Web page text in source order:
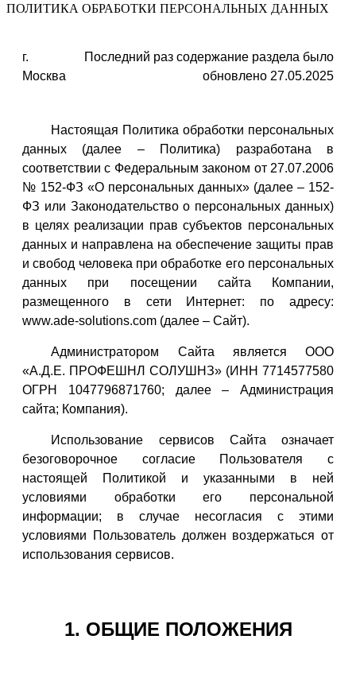
ПОЛИТИКА ОБРАБОТКИ ПЕРСОНАЛЬНЫХ ДАННЫХ
г.
Москва
Последний раз содержание раздела было
обновлено 27.05.2025
Настоящая Политика обработки персональных
данных (далее – Политика) разработана в
соответствии с Федеральным законом от 27.07.2006
№ 152-ФЗ «О персональных данных» (далее – 152-
ФЗ или Законодательство о персональных данных)
в целях реализации прав субъектов персональных
данных и направлена на обеспечение защиты прав
и свобод человека при обработке его персональных
данных при посещении сайта Компании,
размещенного в сети Интернет: по адресу:
www.ade-solutions.com (далее – Сайт).
Администратором Сайта является ООО
«А.Д.Е. ПРОФЕШНЛ СОЛУШНЗ» (ИНН 7714577580
ОГРН 1047796871760; далее – Администрация
сайта; Компания).
Использование сервисов Сайта означает
безоговорочное согласие Пользователя с
настоящей Политикой и указанными в ней
условиями обработки его персональной
информации; в случае несогласия с этими
условиями Пользователь должен воздержаться от
использования сервисов.
1. ОБЩИЕ ПОЛОЖЕНИЯ